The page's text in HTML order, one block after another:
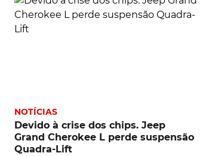
NOTÍCIAS
Devido à crise dos chips. Jeep
Grand Cherokee L perde suspensão
Quadra-Lift